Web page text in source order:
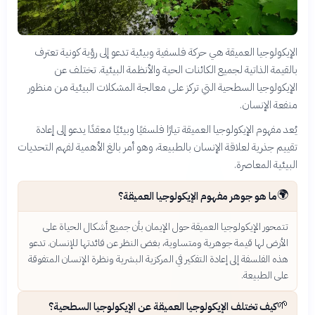
الإيكولوجيا العميقة هي حركة فلسفية وبيئية تدعو إلى رؤية كونية تعترف
بالقيمة الذاتية لجميع الكائنات الحية والأنظمة البيئية. تختلف عن
الإيكولوجيا السطحية التي تركز على معالجة المشكلات البيئية من منظور
منفعة الإنسان.
يُعد مفهوم الإيكولوجيا العميقة تيارًا فلسفيًا وبيئيًا معقدًا يدعو إلى إعادة
تقييم جذرية لعلاقة الإنسان بالطبيعة، وهو أمر بالغ الأهمية لفهم التحديات
البيئية المعاصرة.
🌍ما هو جوهر مفهوم الإيكولوجيا العميقة؟
تتمحور الإيكولوجيا العميقة حول الإيمان بأن جميع أشكال الحياة على
الأرض لها قيمة جوهرية ومتساوية، بغض النظر عن فائدتها للإنسان. تدعو
هذه الفلسفة إلى إعادة التفكير في المركزية البشرية ونظرة الإنسان المتفوقة
على الطبيعة.
🌱كيف تختلف الإيكولوجيا العميقة عن الإيكولوجيا السطحية؟